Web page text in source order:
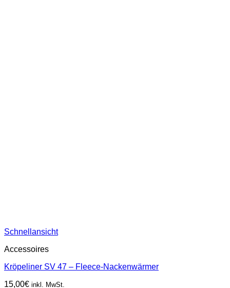
Schnellansicht
Accessoires
Kröpeliner SV 47 – Fleece-Nackenwärmer
15,00€ inkl. MwSt.